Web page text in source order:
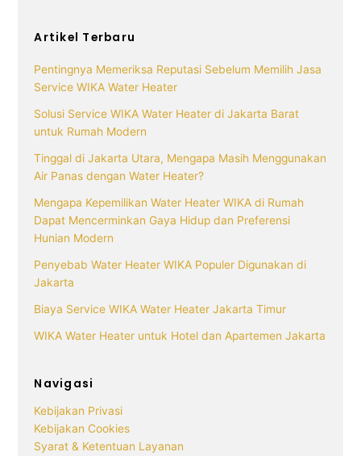
Artikel Terbaru
Pentingnya Memeriksa Reputasi Sebelum Memilih Jasa
Service WIKA Water Heater
Solusi Service WIKA Water Heater di Jakarta Barat
untuk Rumah Modern
Tinggal di Jakarta Utara, Mengapa Masih Menggunakan
Air Panas dengan Water Heater?
Mengapa Kepemilikan Water Heater WIKA di Rumah
Dapat Mencerminkan Gaya Hidup dan Preferensi
Hunian Modern
Penyebab Water Heater WIKA Populer Digunakan di
Jakarta
Biaya Service WIKA Water Heater Jakarta Timur
WIKA Water Heater untuk Hotel dan Apartemen Jakarta
Navigasi
Kebijakan Privasi
Kebijakan Cookies
Syarat & Ketentuan Layanan